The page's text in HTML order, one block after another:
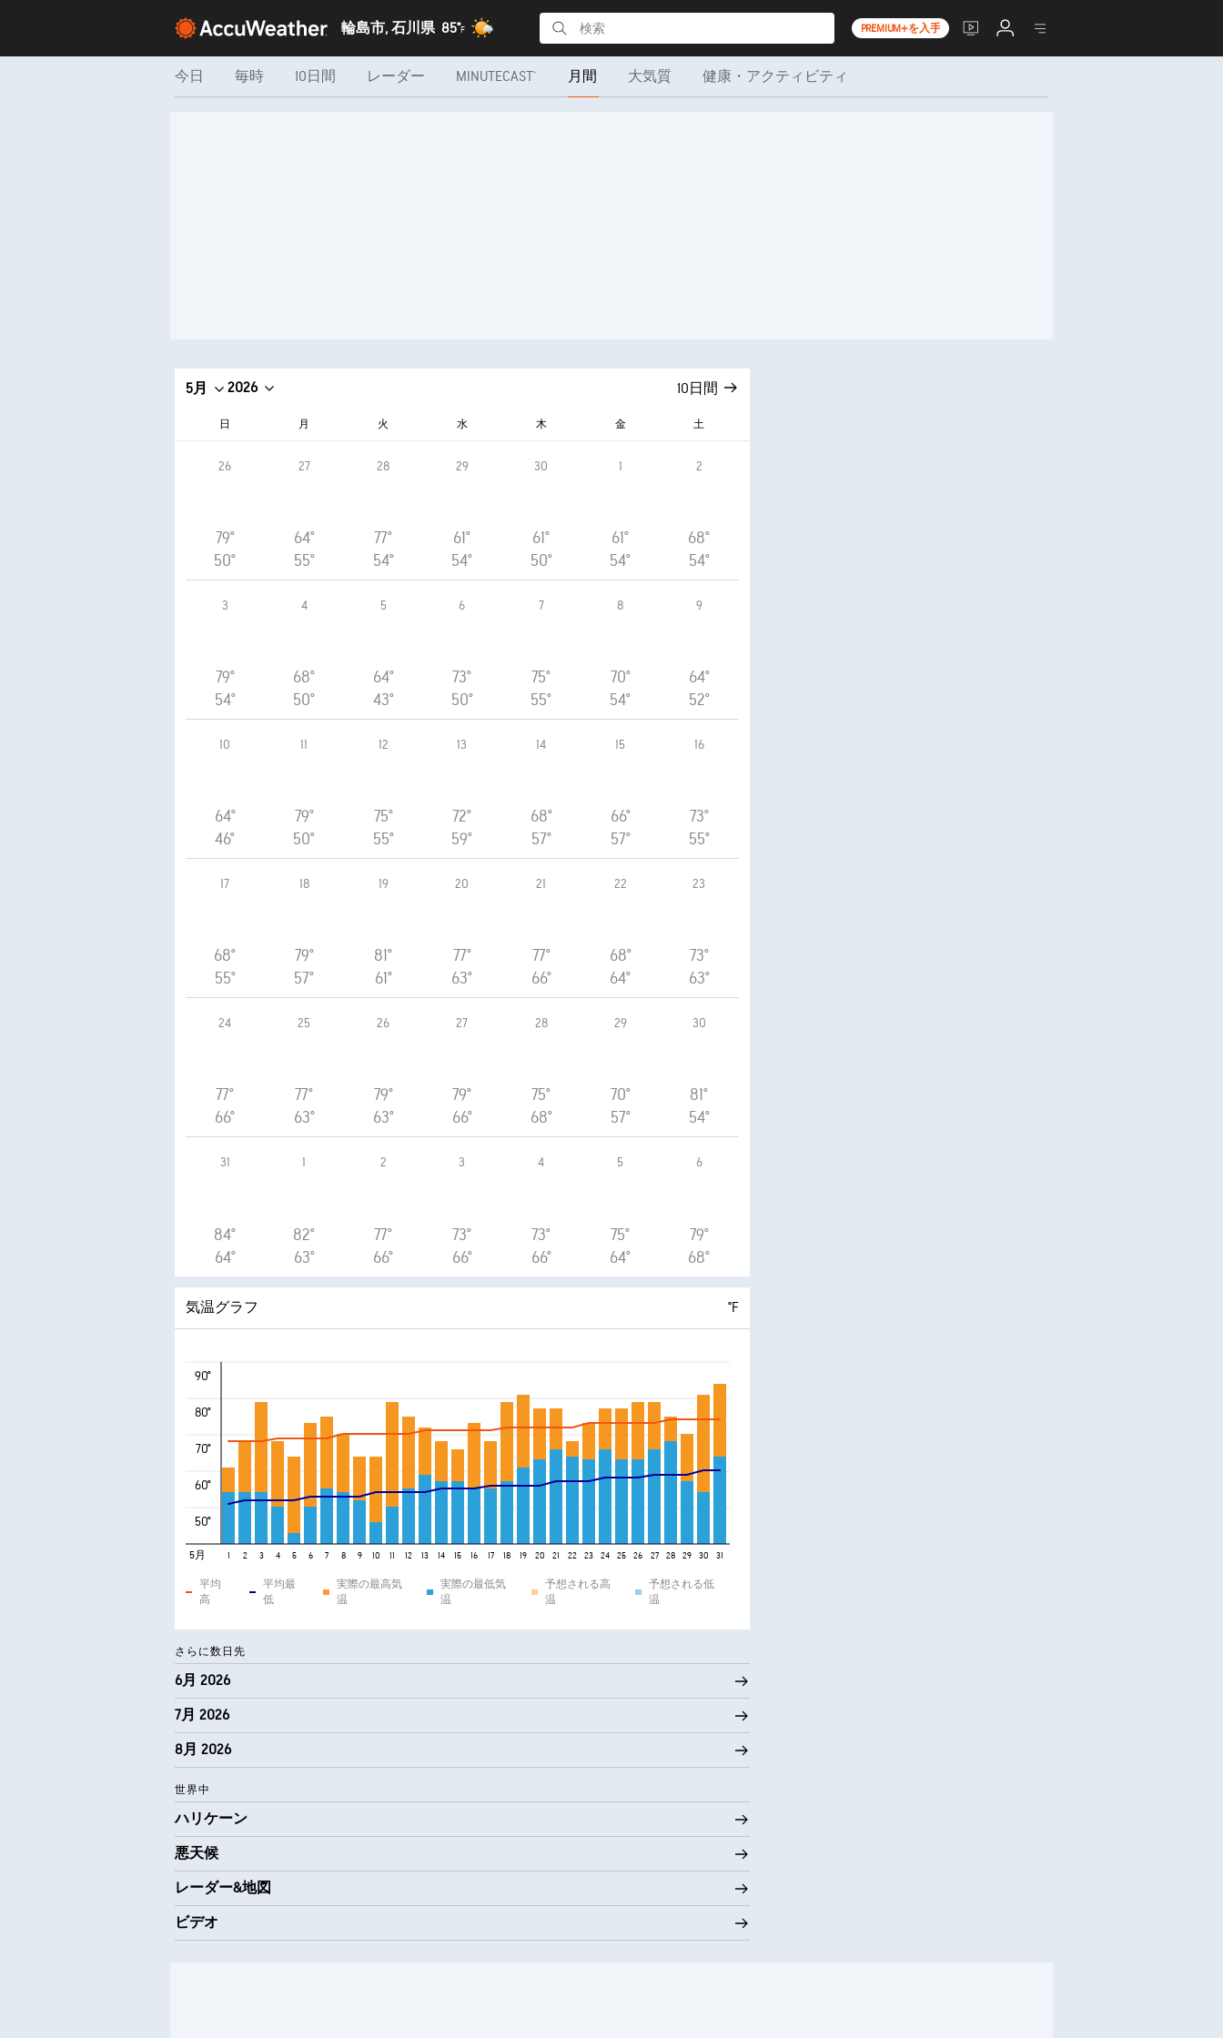
輪島市, 石川県 85°F PREMIUM+を入手
今日 毎時 10日間 レーダー MINUTECAST® 月間 大気質 健康・アクティビティ
5月 2026 10日間
日 月 火 水 木 金 土
26
79°
50°
27
64°
55°
28
77°
54°
29
61°
54°
30
61°
50°
1
61°
54°
2
68°
54°
3
79°
54°
4
68°
50°
5
64°
43°
6
73°
50°
7
75°
55°
8
70°
54°
9
64°
52°
10
64°
46°
11
79°
50°
12
75°
55°
13
72°
59°
14
68°
57°
15
66°
57°
16
73°
55°
17
68°
55°
18
79°
57°
19
81°
61°
20
77°
63°
21
77°
66°
22
68°
64°
23
73°
63°
24
77°
66°
25
77°
63°
26
79°
63°
27
79°
66°
28
75°
68°
29
70°
57°
30
81°
54°
31
84°
64°
1
82°
63°
2
77°
66°
3
73°
66°
4
73°
66°
5
75°
64°
6
79°
68°
気温グラフ °F
90°
80°
70°
60°
50°
5月 1 2 3 4 5 6 7 8 9 10 11 12 13 14 15 16 17 18 19 20 21 22 23 24 25 26 27 28 29 30 31
平均
高
平均最
低
実際の最高気
温
実際の最低気
温
予想される高
温
予想される低
温
さらに数日先
6月 2026
7月 2026
8月 2026
世界中
ハリケーン
悪天候
レーダー&地図
ビデオ